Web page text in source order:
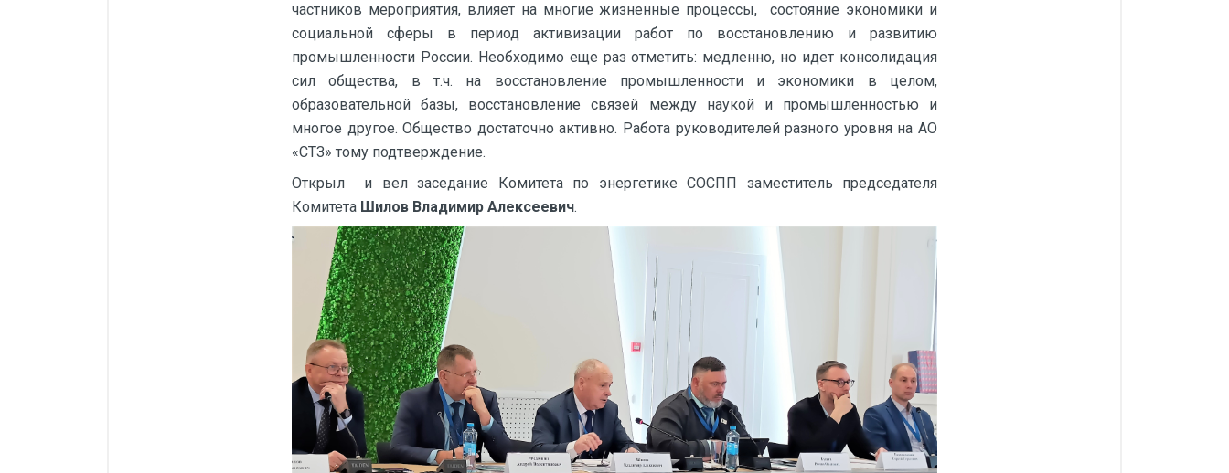
частников мероприятия, влияет на многие жизненные процессы, состояние экономики и
социальной сферы в период активизации работ по восстановлению и развитию
промышленности России. Необходимо еще раз отметить: медленно, но идет консолидация
сил общества, в т.ч. на восстановление промышленности и экономики в целом,
образовательной базы, восстановление связей между наукой и промышленностью и
многое другое. Общество достаточно активно. Работа руководителей разного уровня на АО
«СТЗ» тому подтверждение.
Открыл и вел заседание Комитета по энергетике СОСПП заместитель председателя
Комитета Шилов Владимир Алексеевич.